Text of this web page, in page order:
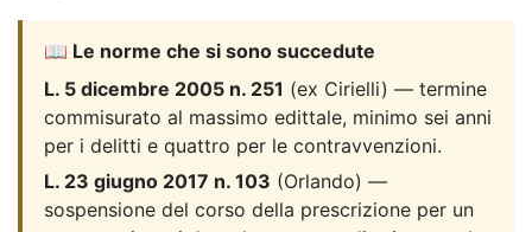
📖 Le norme che si sono succedute
L. 5 dicembre 2005 n. 251 (ex Cirielli) — termine
commisurato al massimo edittale, minimo sei anni
per i delitti e quattro per le contravvenzioni.
L. 23 giugno 2017 n. 103 (Orlando) —
sospensione del corso della prescrizione per un